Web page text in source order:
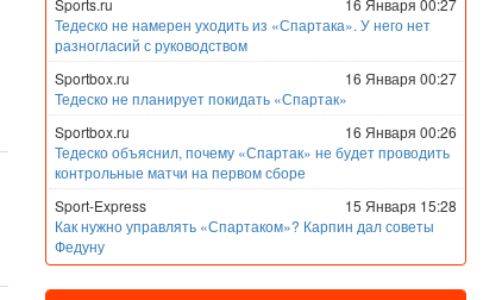
Sports.ru
16 Января 00:27
Тедеско не намерен уходить из «Спартака». У него нет
разногласий с руководством
Sportbox.ru
16 Января 00:27
Тедеско не планирует покидать «Спартак»
Sportbox.ru
16 Января 00:26
Тедеско объяснил, почему «Спартак» не будет проводить
контрольные матчи на первом сборе
Sport-Express
15 Января 15:28
Как нужно управлять «Спартаком»? Карпин дал советы
Федуну